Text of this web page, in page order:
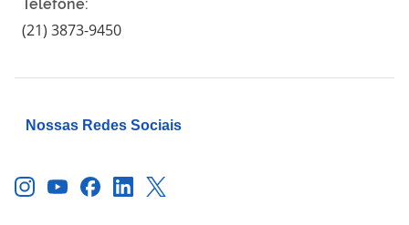
(21) 3873-9450
Nossas Redes Sociais